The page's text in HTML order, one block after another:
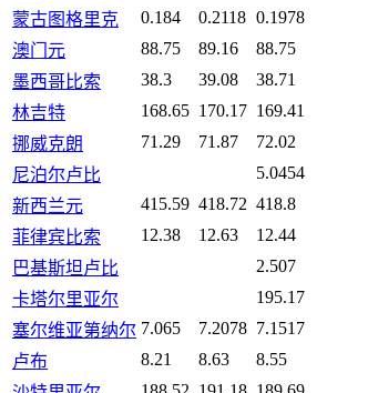
蒙古图格里克
0.184 0.2118 0.1978
澳门元
88.75 89.16
88.75
墨西哥比索
38.3 39.08
38.71
林吉特
168.65 170.17 169.41
挪威克朗
71.29 71.87
72.02
尼泊尔卢比
5.0454
新西兰元
415.59 418.72 418.8
菲律宾比索
12.38 12.63
12.44
巴基斯坦卢比
2.507
卡塔尔里亚尔
195.17
塞尔维亚第纳尔 7.065 7.2078 7.1517
卢布
8.21 8.63
8.55